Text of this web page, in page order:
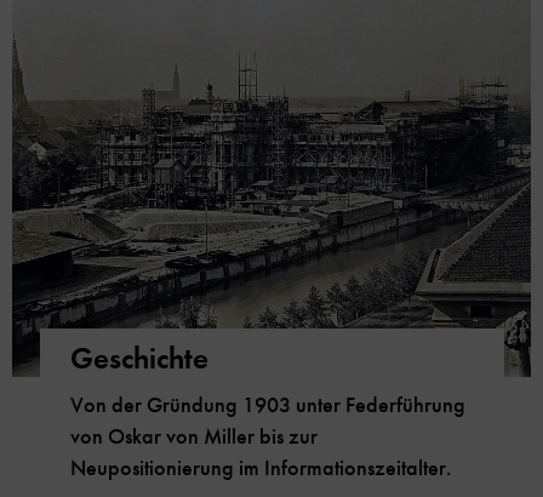
Geschichte
Von der Gründung 1903 unter Federführung
von Oskar von Miller bis zur
Neupositionierung im Informationszeitalter.